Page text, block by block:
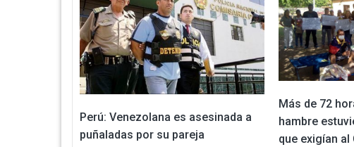
Perú: Venezolana es asesinada a
puñaladas por su pareja
Más de 72
hambre
que exigían al